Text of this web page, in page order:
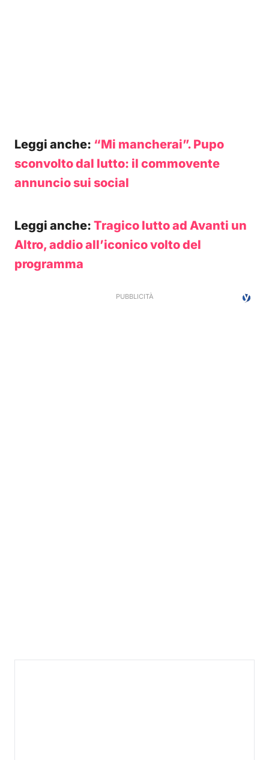
Leggi anche: “Mi mancherai”. Pupo
sconvolto dal lutto: il commovente
annuncio sui social
Leggi anche: Tragico lutto ad Avanti un
Altro, addio all’iconico volto del
programma